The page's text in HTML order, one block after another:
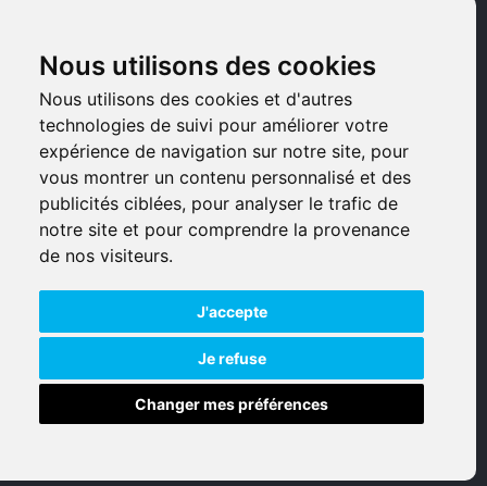
Nous utilisons des cookies
Nous utilisons des cookies et d'autres
technologies de suivi pour améliorer votre
expérience de navigation sur notre site, pour
vous montrer un contenu personnalisé et des
publicités ciblées, pour analyser le trafic de
notre site et pour comprendre la provenance
de nos visiteurs.
J'accepte
Je refuse
Changer mes préférences
Armes d'occasions
Armes neuves
Armes de collection
Munitions